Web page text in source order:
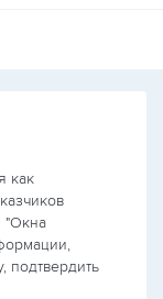
как
"Окна
подтвердить